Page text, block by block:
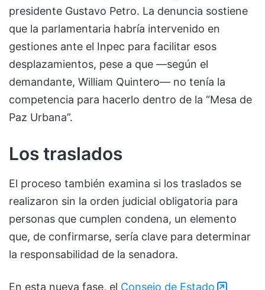
presidente Gustavo Petro. La denuncia sostiene
que la parlamentaria habría intervenido en
gestiones ante el Inpec para facilitar esos
desplazamientos, pese a que —según el
demandante, William Quintero— no tenía la
competencia para hacerlo dentro de la “Mesa de
Paz Urbana”.
Los traslados
El proceso también examina si los traslados se
realizaron sin la orden judicial obligatoria para
personas que cumplen condena, un elemento
que, de confirmarse, sería clave para determinar
la responsabilidad de la senadora.
En esta nueva fase, el Consejo de Estado